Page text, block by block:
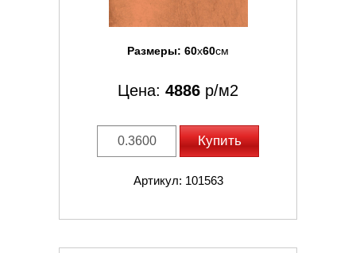
Размеры: 60x60см
Цена: 4886 р/м2
Купить
Артикул: 101563